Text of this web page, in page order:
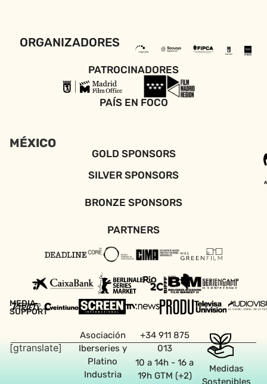
ORGANIZADORES
PATROCINADORES
PAÍS EN FOCO
MÉXICO
GOLD SPONSORS
SILVER SPONSORS
BRONZE SPONSORS
PARTNERS
MEDIA
SUPPORT
[gtranslate]
Asociación
Iberseries y
Platino
Industria
+34 911 875
013
10 a 14h - 16 a
19h GTM (+2)
Medidas
Sostenibles